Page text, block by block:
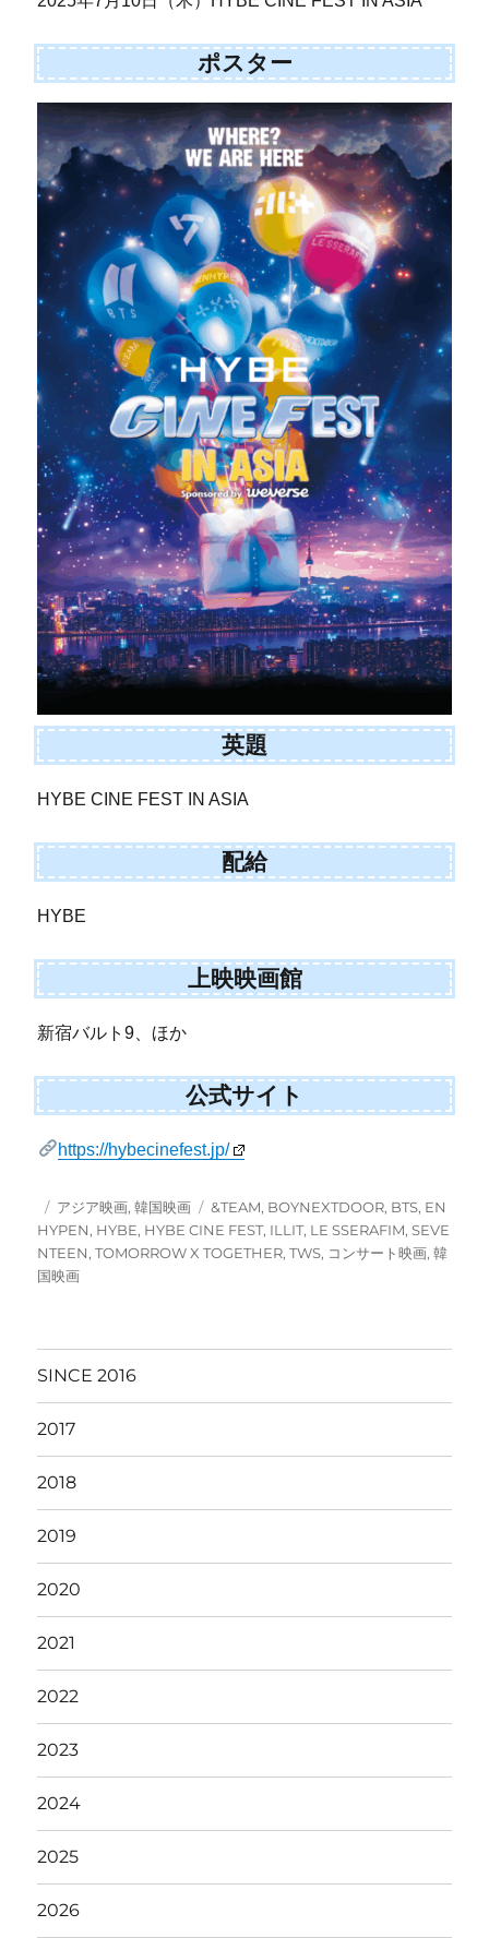
ポスター
英題
HYBE CINE FEST IN ASIA
配給
HYBE
上映映画館
新宿バルト9、ほか
公式サイト
https://hybecinefest.jp/
投
稿
日:
カ
テ
ゴ
リ
アジア映画,韓国映画
タ
グ
&TEAM, BOYNEXTDOOR, BTS, EN
HYPEN, HYBE, HYBE CINE FEST, ILLIT, LE SSERAFIM,SEVE
NTEEN,TOMORROW X TOGETHER,TWS, コンサート映画,韓
国映画
SINCE 2016
2017
2018
2019
2020
2021
2022
2023
2024
2025
2026